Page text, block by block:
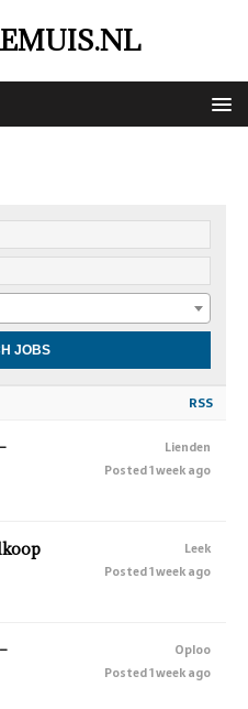
RSS
Lienden
Posted 1 week ago
Leek
Posted 1 week ago
Oploo
Posted 1 week ago